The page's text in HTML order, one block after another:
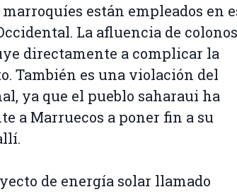
están empleados en
La afluencia de colonos
directamente a complicar la
También es una violación del
ya que el pueblo saharaui ha
a Marruecos a poner fin a su
de energía solar llamado